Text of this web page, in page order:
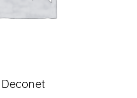
Deconet